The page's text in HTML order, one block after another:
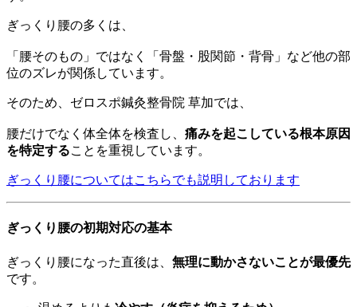
ぎっくり腰の多くは、
「腰そのもの」ではなく「骨盤・股関節・背骨」など他の部
位のズレが関係しています。
そのため、ゼロスポ鍼灸整骨院 草加では、
腰だけでなく体全体を検査し、 痛みを起こしている根本原因
を特定することを重視しています。
ぎっくり腰についてはこちらでも説明しております
ぎっくり腰の初期対応の基本
ぎっくり腰になった直後は、 無理に動かさないことが最優先
です。